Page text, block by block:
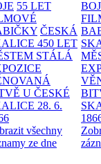
55 LET
ČESKÁ
450 LET
STÁLÁ
U ČESKÉ
28. 6.
všechny
ze dne